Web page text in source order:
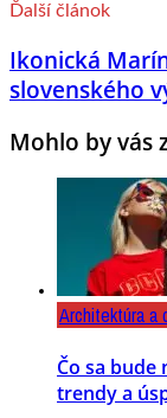
Ďalší článok
Ikonická
slovenského
Mohlo by vás
Architektúra a
Čo sa
trendy a